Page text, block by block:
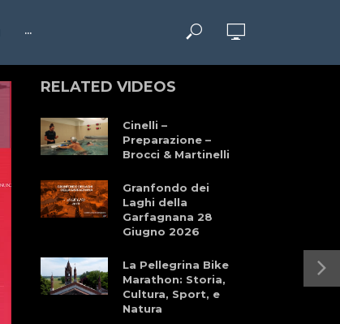
···
RELATED VIDEOS
Cinelli –
Preparazione –
Brocci & Martinelli
Granfondo dei
Laghi della
Garfagnana 28
Giugno 2026
La Pellegrina Bike
Marathon: Storia,
Cultura, Sport, e
Natura